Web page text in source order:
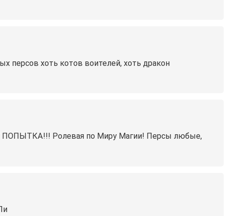
хоть котов воителей, хоть дракон
Ролевая по Миру Магии! Персы любые,